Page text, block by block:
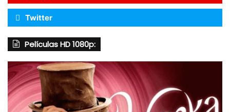
Twitter
Películas HD 1080p: